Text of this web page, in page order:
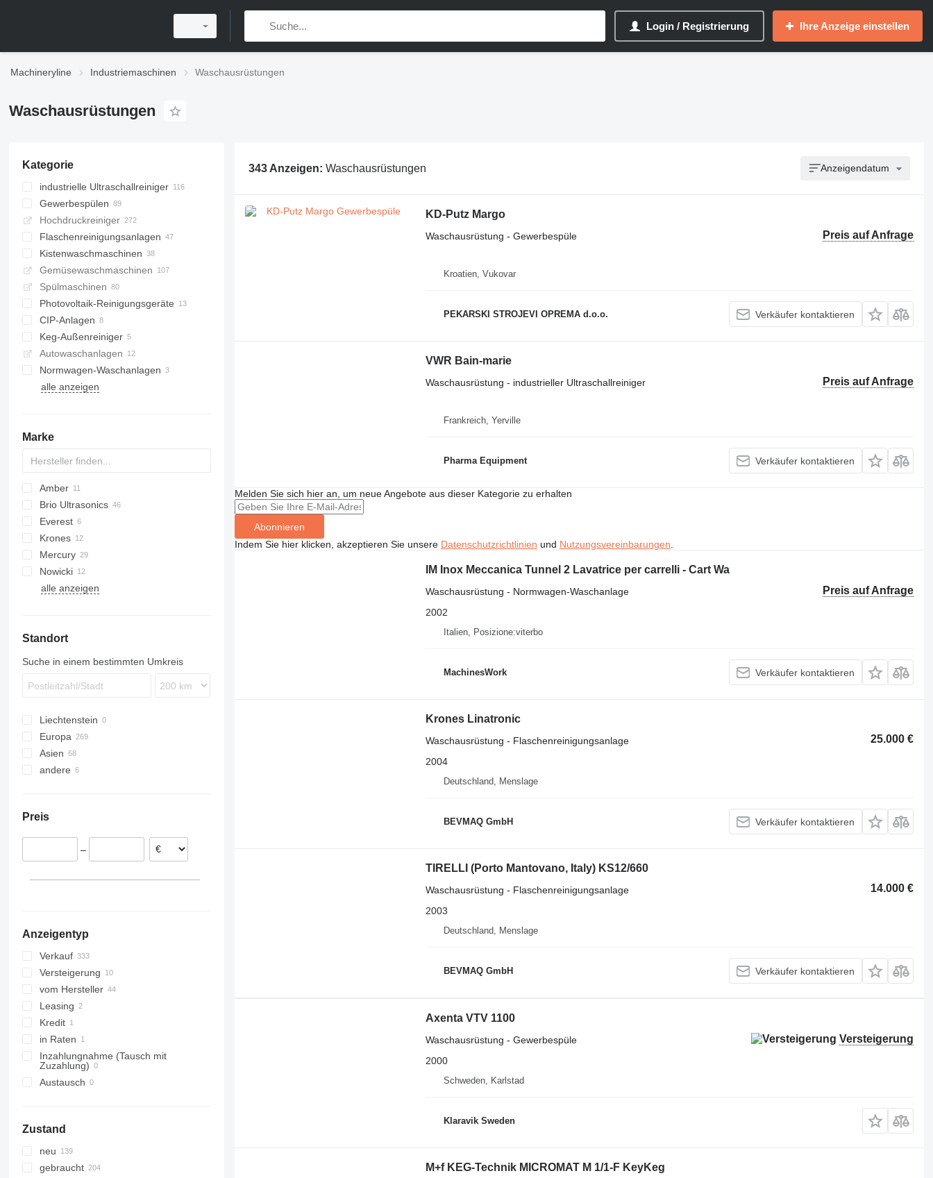
Login / Registrierung Ihre Anzeige einstellen
Machineryline Industriemaschinen Waschausrüstungen
Waschausrüstungen
Kategorie
industrielle Ultraschallreiniger
Gewerbespülen
Hochdruckreiniger
Flaschenreinigungsanlagen
Kistenwaschmaschinen
Gemüsewaschmaschinen
Spülmaschinen
Photovoltaik-Reinigungsgeräte
CIP-Anlagen
Keg-Außenreiniger
Autowaschanlagen
Normwagen-Waschanlagen
alle anzeigen
Marke
Amber
Brio Ultrasonics
Everest
Krones
Mercury
Nowicki
alle anzeigen
Standort
Suche in einem bestimmten Umkreis
Liechtenstein
Europa
Deutschland
Spanien
Vereinigtes Königreich
Slowakei
Asien
Türkei
andere
Preis
–
Anzeigentyp
Verkauf
Versteigerung
vom Hersteller
Leasing
Kredit
in Raten
Inzahlungnahme (Tausch mit
Zuzahlung)
Austausch
Zustand
neu
gebraucht
343 Anzeigen: Waschausrüstungen Anzeigendatum
KD-Putz Margo
Preis auf Anfrage
Waschausrüstung - Gewerbespüle
Kroatien, Vukovar
PEKARSKI STROJEVI OPREMA d.o.o. Verkäufer kontaktieren
VWR Bain-marie
Preis auf Anfrage
Waschausrüstung - industrieller Ultraschallreiniger
Frankreich, Yerville
Pharma Equipment Verkäufer kontaktieren
Melden Sie sich hier an, um neue Angebote aus dieser Kategorie zu erhalten
Abonnieren
Indem Sie hier klicken, akzeptieren Sie unsere Datenschutzrichtlinien und Nutzungsvereinbarungen
IM Inox Meccanica Tunnel 2 Lavatrice per carrelli - Cart Wa
Preis auf Anfrage
Waschausrüstung - Normwagen-Waschanlage
2002
Italien, Posizione:viterbo
MachinesWork Verkäufer kontaktieren
Krones Linatronic
25.000 €
Waschausrüstung - Flaschenreinigungsanlage
2004
Deutschland, Menslage
BEVMAQ GmbH Verkäufer kontaktieren
TIRELLI (Porto Mantovano, Italy) KS12/660
14.000 €
Waschausrüstung - Flaschenreinigungsanlage
2003
Deutschland, Menslage
BEVMAQ GmbH Verkäufer kontaktieren
Axenta VTV 1100
Versteigerung
Waschausrüstung - Gewerbespüle
2000
Schweden, Karlstad
Klaravik Sweden
M+f KEG-Technik MICROMAT M 1/1-F KeyKeg